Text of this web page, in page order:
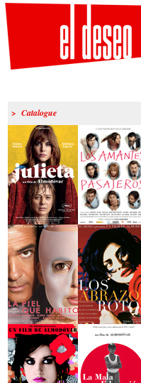
> Catalogue
>Julieta
>Los amantes
pasajeros
>La piel que habito >Los abrazos rotos